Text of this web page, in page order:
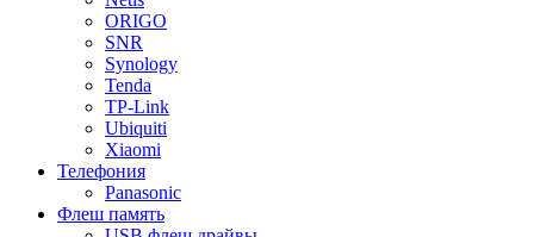
ORIGO
SNR
Synology
Tenda
TP-Link
Ubiquiti
Xiaomi
Телефония
Panasonic
Флеш память